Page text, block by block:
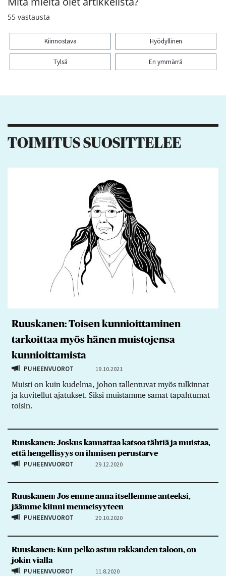
55 vastausta
Kiinnostava Hyödyllinen
Tylsä En ymmärrä
TOIMITUS SUOSITTELEE
Ruuskanen: Toisen kunnioittaminen
tarkoittaa myös hänen muistojensa
kunnioittamista
PUHEENVUOROT 19.10.2021
Muisti on kuin kudelma, johon tallentuvat myös tulkinnat
ja kuvitellut ajatukset. Siksi muistamme samat tapahtumat
toisin.
Ruuskanen: Joskus kannattaa katsoa tähtiä ja muistaa,
että hengellisyys on ihmisen perustarve
PUHEENVUOROT 29.12.2020
Ruuskanen: Jos emme anna itsellemme anteeksi,
jäämme kiinni menneisyyteen
PUHEENVUOROT 20.10.2020
Ruuskanen: Kun pelko astuu rakkauden taloon, on
jokin vialla
PUHEENVUOROT 11.8.2020